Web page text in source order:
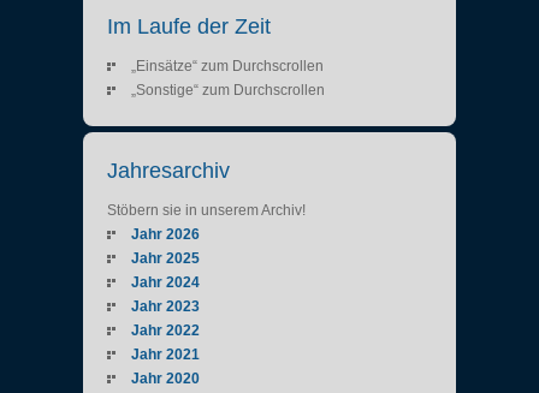
Im Laufe der Zeit
„Einsätze“ zum Durchscrollen
„Sonstige“ zum Durchscrollen
Jahresarchiv
Stöbern sie in unserem Archiv!
Jahr 2026
Jahr 2025
Jahr 2024
Jahr 2023
Jahr 2022
Jahr 2021
Jahr 2020